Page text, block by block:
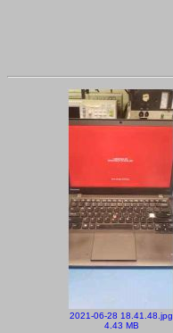
2021-06-28 18.41.48.jpg
4.43 MB